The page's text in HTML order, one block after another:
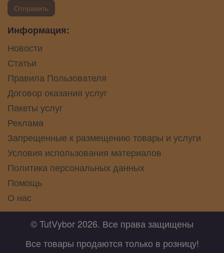
Отправить
Информация:
Новости
Статьи
Правила Пользователя
Договор оказания услуг
Пакеты услуг
Реклама
Запрещенные к размещению товары и услуги
Условия использования материалов
Политика персональных данных
Помощь
О нас
© TutVybor 2026. Все права защищены
Все товары продаются только в розницу!